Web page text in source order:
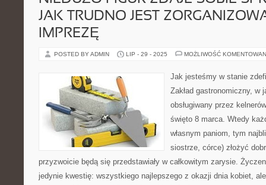
JAK TRUDNO JEST
IMPREZĘ
POSTED BY ADMIN LIP - 29 - 2025 MOŻLIWOŚĆ
Jak jesteśmy w stanie
Zakład gastronomiczny, w
obsługiwany przez
święto 8 marca. Wtedy
własnym paniom, tym
siostrze, córce) złożyć
przyzwoicie będą się przedstawiały w całkowitym zarysie.
jedynie kwestię: wszystkiego najlepszego z okazji dnia kobiet,